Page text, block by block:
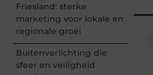
Friesland: sterke
marketing voor lokale en
regionale groei
Buitenverlichting die
sfeer en veiligheid